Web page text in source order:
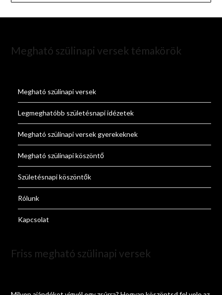
Megható szülinapi versek témakörök
Megható szülinapi versek
Legmeghatóbb születésnapi idézetek
Megható szülinapi versek gyerekeknek
Megható szülinapi köszöntő
Születésnapi köszöntők
Rólunk
Kapcsolat
Friss megható szülinapi versek